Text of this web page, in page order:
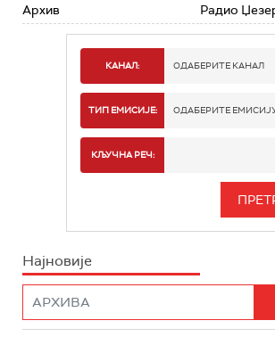
Архив Радио
КАНАЛ: ОДАБЕРИТЕ КАНАЛ
РАДИО
РАДИО
РАДИО
ТИП ЕМИСИЈЕ: ОДАБЕРИТЕ
ИНФО
КЉУЧНА РЕЧ:
Најновије